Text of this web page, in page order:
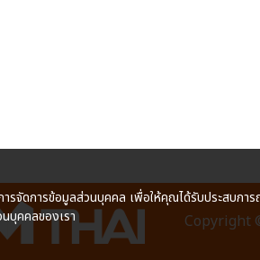
Copyright
รจัดการข้อมูลส่วนบุคคล เพื่อให้คุณได้รับประสบก
บุคคลของเรา